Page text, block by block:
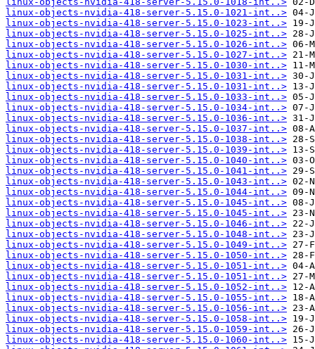
linux-objects-nvidia-418-server-5.15.0-1021-int..>
linux-objects-nvidia-418-server-5.15.0-1023-int..>
linux-objects-nvidia-418-server-5.15.0-1025-int..>
linux-objects-nvidia-418-server-5.15.0-1026-int..>
linux-objects-nvidia-418-server-5.15.0-1027-int..>
linux-objects-nvidia-418-server-5.15.0-1030-int..>
linux-objects-nvidia-418-server-5.15.0-1031-int..>
linux-objects-nvidia-418-server-5.15.0-1031-int..>
linux-objects-nvidia-418-server-5.15.0-1033-int..>
linux-objects-nvidia-418-server-5.15.0-1034-int..>
linux-objects-nvidia-418-server-5.15.0-1036-int..>
linux-objects-nvidia-418-server-5.15.0-1037-int..>
linux-objects-nvidia-418-server-5.15.0-1038-int..>
linux-objects-nvidia-418-server-5.15.0-1039-int..>
linux-objects-nvidia-418-server-5.15.0-1040-int..>
linux-objects-nvidia-418-server-5.15.0-1041-int..>
linux-objects-nvidia-418-server-5.15.0-1043-int..>
linux-objects-nvidia-418-server-5.15.0-1044-int..>
linux-objects-nvidia-418-server-5.15.0-1045-int..>
linux-objects-nvidia-418-server-5.15.0-1045-int..>
linux-objects-nvidia-418-server-5.15.0-1046-int..>
linux-objects-nvidia-418-server-5.15.0-1048-int..>
linux-objects-nvidia-418-server-5.15.0-1049-int..>
linux-objects-nvidia-418-server-5.15.0-1050-int..>
linux-objects-nvidia-418-server-5.15.0-1051-int..>
linux-objects-nvidia-418-server-5.15.0-1051-int..>
linux-objects-nvidia-418-server-5.15.0-1052-int..>
linux-objects-nvidia-418-server-5.15.0-1055-int..>
linux-objects-nvidia-418-server-5.15.0-1056-int..>
linux-objects-nvidia-418-server-5.15.0-1058-int..>
linux-objects-nvidia-418-server-5.15.0-1059-int..>
linux-objects-nvidia-418-server-5.15.0-1060-int..>